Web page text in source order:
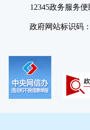
12345政务服务
政府网站标识码